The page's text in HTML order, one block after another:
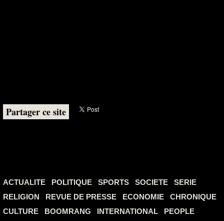
Partager ce site
ACTUALITE POLITIQUE SPORTS SOCIETE
SERIE
RELIGION
REVUE DE PRESSE ECONOMIE
CHRONIQUE
CULTURE
BOOMRANG INTERNATIONAL
PEOPLE